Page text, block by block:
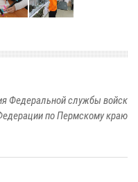
Федеральной службы войск
по Пермскому краю